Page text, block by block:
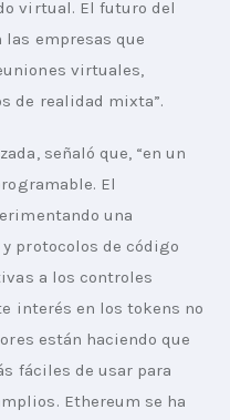
virtual. El futuro del
empresas que
virtuales,
de realidad mixta”.
señaló que, “en un
El
una
protocolos de código
a los controles
interés en los tokens no
están haciendo que
fáciles de usar para
Ethereum se ha